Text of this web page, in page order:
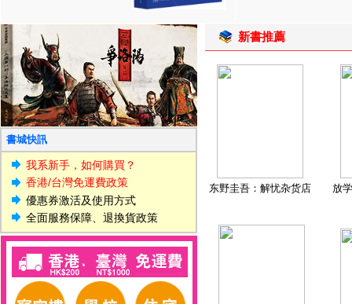
書城快訊
我系新手，如何購買？
香港/台灣免運費政策
優惠券激活及使用方式
全面服務保障、退換貨政策
新書推薦
东野圭吾：解忧杂货店 放